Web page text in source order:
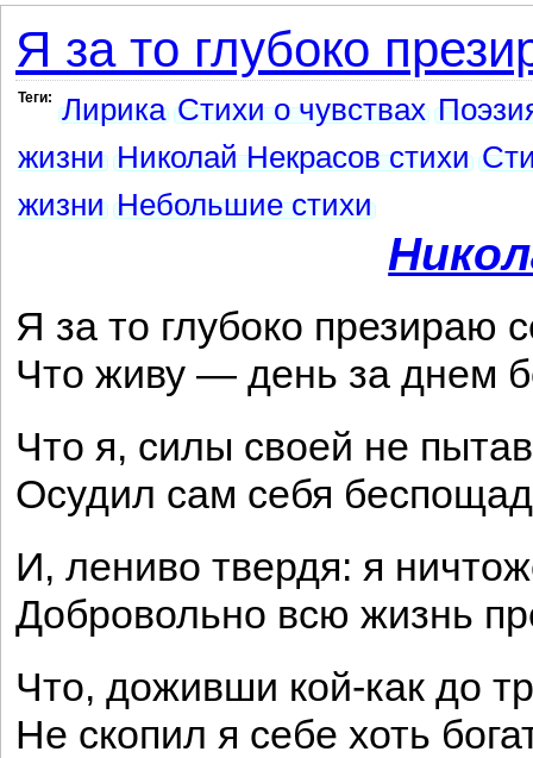
Я за то глубоко
Теги: Лирика Стихи о чувствах
жизни Николай Некрасов стихи
жизни Небольшие стихи
Я за то глубоко презираю
Что живу — день за днем
Что я, силы своей не
Осудил сам себя
И, лениво твердя: я
Добровольно всю жизнь
Что, доживши кой-как до
Не скопил я себе хоть